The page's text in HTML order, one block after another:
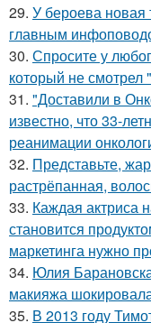
29. У бероева новая
главным
30. Спросите у
который не
31. "Доставили в
известно, что 33-
реанимации
32. Представьте,
растрёпанная,
33. Каждая актриса
становится
маркетинга нужно
34. Юлия
макияжа
35. В 2013 году